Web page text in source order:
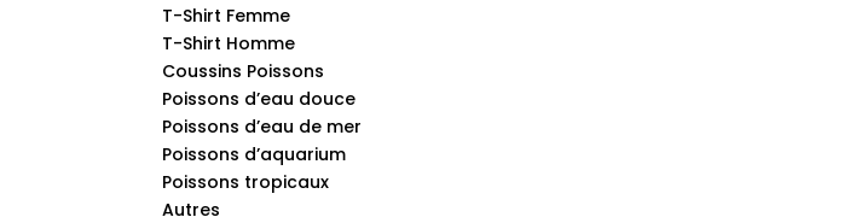
T-Shirt Femme
T-Shirt Homme
Coussins Poissons
Poissons d’eau douce
Poissons d’eau de mer
Poissons d’aquarium
Poissons tropicaux
Autres